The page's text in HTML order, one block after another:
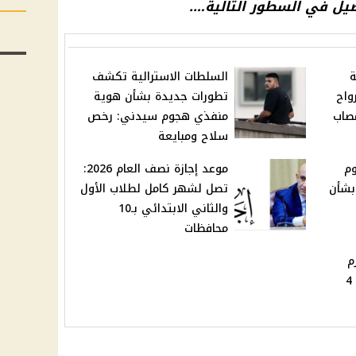
في السطور التالية….
السلطات الاسترالية تكشف
تطورات جديدة بشأن هوية
منفذي هجوم سيدني: رخص
سلاح ومبايعة
موعد إجازة نصف العام 2026:
تصل لشهر كامل لطلاب الأول
والثاني الابتدائي بـ10
محافظات
الأول لصفوف النقل: تبدأ 4